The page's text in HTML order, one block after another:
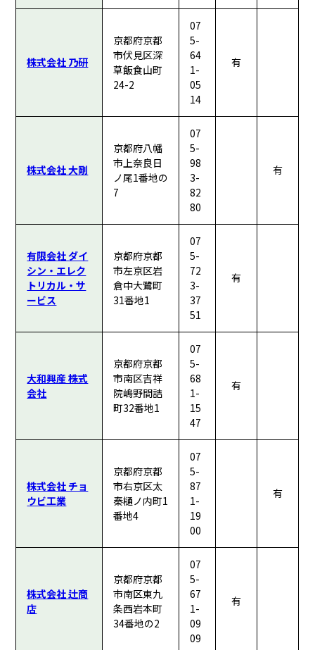
株式会社 乃研
京都府京都
市伏見区深
草飯食山町
24-2
07
5-
64
1-
05
14
有
株式会社 大剛
京都府八幡
市上奈良日
ノ尾1番地の
7
07
5-
98
3-
82
80
有
有限会社 ダイ
シン・エレク
トリカル・サ
ービス
京都府京都
市左京区岩
倉中大鷺町
31番地1
07
5-
72
3-
37
51
有
大和興産 株式
会社
京都府京都
市南区吉祥
院嶋野間詰
町32番地1
07
5-
68
1-
15
47
有
株式会社 チョ
ウビ工業
京都府京都
市右京区太
秦樋ノ内町1
番地4
07
5-
87
1-
19
00
有
株式会社 辻商
店
京都府京都
市南区東九
条西岩本町
34番地の2
07
5-
67
1-
09
09
有